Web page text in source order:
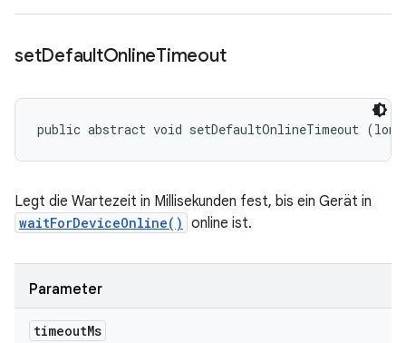
setDefaultOnlineTimeout
public abstract void setDefaultOnlineTimeout (long
Legt die Wartezeit in Millisekunden fest, bis ein Gerät in
waitForDeviceOnline() online ist.
Parameter
timeoutMs